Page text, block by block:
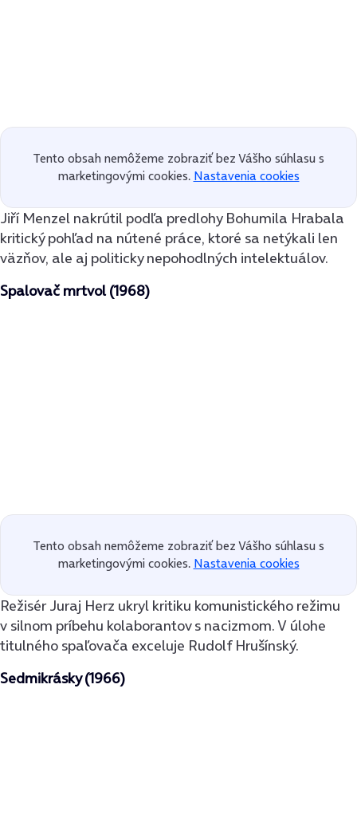
Tento obsah nemôžeme zobraziť bez Vášho súhlasu s
marketingovými cookies. Nastavenia cookies
Jiří Menzel nakrútil podľa predlohy Bohumila Hrabala
kritický pohľad na nútené práce, ktoré sa netýkali len
väzňov, ale aj politicky nepohodlných intelektuálov.
Spalovač mrtvol (1968)
Tento obsah nemôžeme zobraziť bez Vášho súhlasu s
marketingovými cookies. Nastavenia cookies
Režisér Juraj Herz ukryl kritiku komunistického režimu
v silnom príbehu kolaborantov s nacizmom. V úlohe
titulného spaľovača exceluje Rudolf Hrušínský.
Sedmikrásky (1966)